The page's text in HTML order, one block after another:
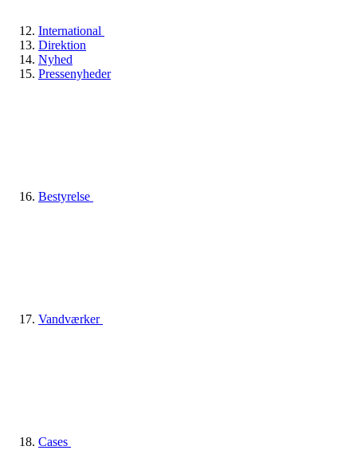
International
Direktion
Nyhed
Pressenyheder
Bestyrelse
Vandværker
Cases